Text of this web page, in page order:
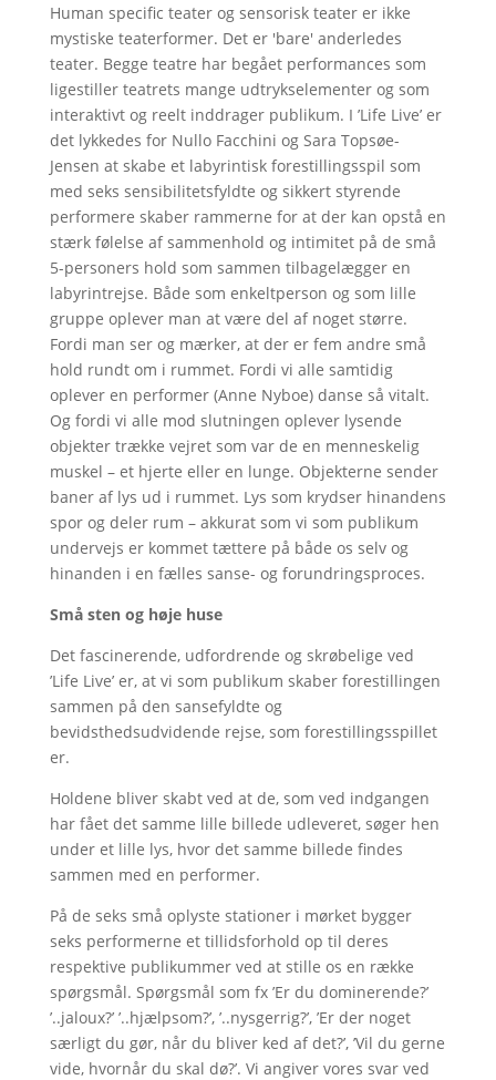
Human specific teater og sensorisk teater er ikke
mystiske teaterformer. Det er 'bare' anderledes
teater. Begge teatre har begået performances som
ligestiller teatrets mange udtrykselementer og som
interaktivt og reelt inddrager publikum. I ’Life Live’ er
det lykkedes for Nullo Facchini og Sara Topsøe-
Jensen at skabe et labyrintisk forestillingsspil som
med seks sensibilitetsfyldte og sikkert styrende
performere skaber rammerne for at der kan opstå en
stærk følelse af sammenhold og intimitet på de små
5-personers hold som sammen tilbagelægger en
labyrintrejse. Både som enkeltperson og som lille
gruppe oplever man at være del af noget større.
Fordi man ser og mærker, at der er fem andre små
hold rundt om i rummet. Fordi vi alle samtidig
oplever en performer (Anne Nyboe) danse så vitalt.
Og fordi vi alle mod slutningen oplever lysende
objekter trække vejret som var de en menneskelig
muskel – et hjerte eller en lunge. Objekterne sender
baner af lys ud i rummet. Lys som krydser hinandens
spor og deler rum – akkurat som vi som publikum
undervejs er kommet tættere på både os selv og
hinanden i en fælles sanse- og forundringsproces.
Små sten og høje huse
Det fascinerende, udfordrende og skrøbelige ved
’Life Live’ er, at vi som publikum skaber forestillingen
sammen på den sansefyldte og
bevidsthedsudvidende rejse, som forestillingsspillet
er.
Holdene bliver skabt ved at de, som ved indgangen
har fået det samme lille billede udleveret, søger hen
under et lille lys, hvor det samme billede findes
sammen med en performer.
På de seks små oplyste stationer i mørket bygger
seks performerne et tillidsforhold op til deres
respektive publikummer ved at stille os en række
spørgsmål. Spørgsmål som fx ’Er du dominerende?’
’..jaloux?’ ’..hjælpsom?’, ’..nysgerrig?’, ’Er der noget
særligt du gør, når du bliver ked af det?’, ’Vil du gerne
vide, hvornår du skal dø?’. Vi angiver vores svar ved